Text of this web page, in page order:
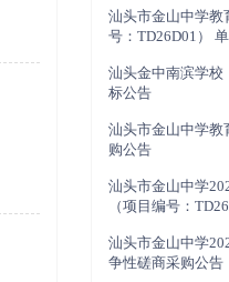
汕头市金山中学教
号：TD26D01）
汕头金中南滨学校
标公告
汕头市金山中学教
购公告
汕头市金山中学
（项目编号：
汕头市金山中学
争性磋商采购公告